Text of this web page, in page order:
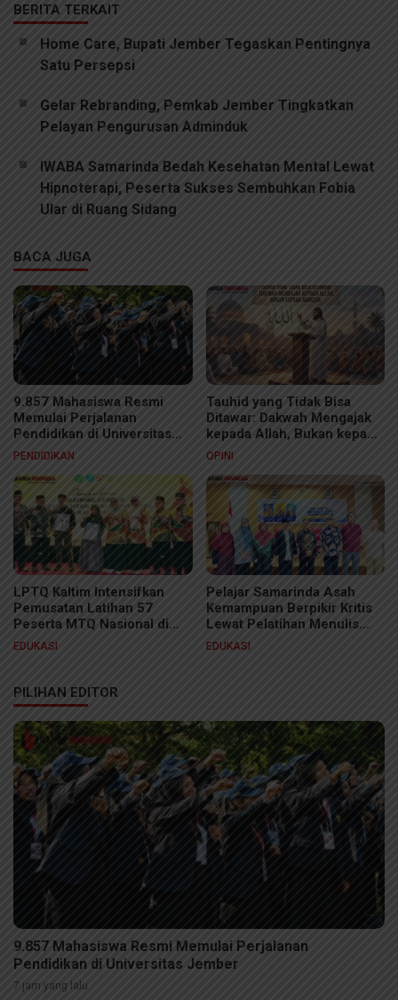
BERITA TERKAIT
Home Care, Bupati Jember Tegaskan Pentingnya
Satu Persepsi
Gelar Rebranding, Pemkab Jember Tingkatkan
Pelayan Pengurusan Adminduk
IWABA Samarinda Bedah Kesehatan Mental Lewat
Hipnoterapi, Peserta Sukses Sembuhkan Fobia
Ular di Ruang Sidang
BACA JUGA
9.857 Mahasiswa Resmi
Memulai Perjalanan
Pendidikan di Universitas
Jember
PENDIDIKAN
Tauhid yang Tidak Bisa
Ditawar: Dakwah Mengajak
kepada Allah, Bukan kepada
Manusia
OPINI
LPTQ Kaltim Intensifkan
Pemusatan Latihan 57
Peserta MTQ Nasional di
Jakarta, Siap Pertahankan
EDUKASI
Pelajar Samarinda Asah
Kemampuan Berpikir Kritis
Lewat Pelatihan Menulis
Esai “Pena Pemimpin Muda”
EDUKASI
PILIHAN EDITOR
9.857 Mahasiswa Resmi Memulai Perjalanan
Pendidikan di Universitas Jember
7 jam yang lalu